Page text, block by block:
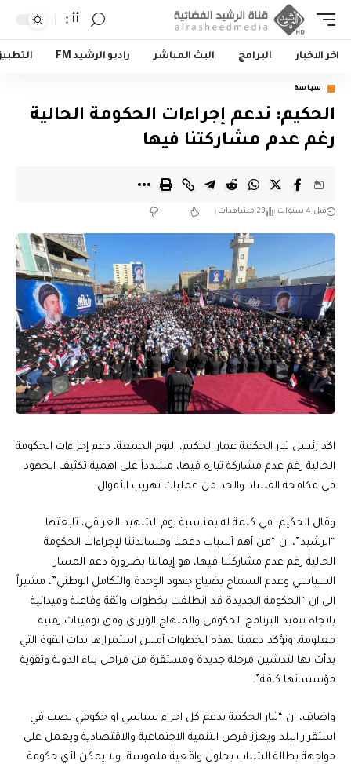
أأ
اخر الاخبار البرامج البث المباشر راديو الرشيد FM
سياسة
الحكيم: ندعم إجراءات الحكومة الحالية
رغم عدم مشاركتنا فيها
قبل 4 سنوات 23 مشاهدات
اكد رئيس تيار الحكمة عمار الحكيم، اليوم الجمعة، دعم إجراءات الحكومة
الحالية رغم عدم مشاركة تياره فيها، مشدداً على اهمية تكثيف الجهود
في مكافحة الفساد والحد من عمليات تهريب الأموال.
وقال الحكيم، في كلمة له بمناسبة يوم الشهيد العراقي، تابعتها
“الرشيد”، ان “من أهم أسباب دعمنا ومساندتنا لإجراءات الحكومة
الحالية رغم عدم مشاركتنا فيها، هو إيماننا بضرورة دعم المسار
السياسي وعدم السماح بضياع جهود الوحدة والتكامل الوطني”، مشيراً
الى ان “الحكومة الجديدة قد انطلقت بخطوات واثقة وفاعلة وميدانية
باتجاه تنفيذ البرنامج الحكومي والمنهاج الوزراي وفق توقيتات زمنية
معلومة، ونؤكد دعمنا لهذه الخطوات آملين استمرارها بذات القوة التي
بدأت بها لتدشين مرحلة جديدة ومستقرة من مراحل بناء الدولة وتقوية
مؤسساتها كافة”.
واضاف، ان “تيار الحكمة يدعم كل اجراء سياسي او حكومي يصب في
استقرار البلد ويعزز فرص التنمية الاجتماعية والاقتصادية ويعمل على
مواجهة بطالة الشباب بحلول واقعية ملموسة، ولا يمكن لأي حكومة